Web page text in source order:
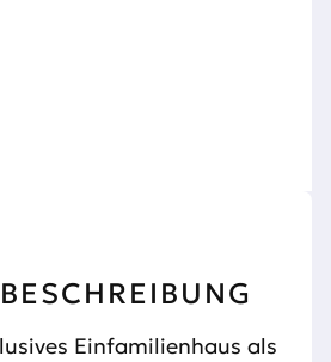
Einfamilienhaus als